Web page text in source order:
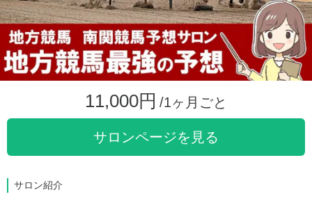
11,000円 /1ヶ月ごと
サロンページを見る
サロン紹介